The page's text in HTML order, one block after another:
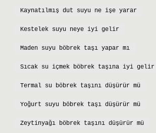
Kaynatılmış dut suyu ne işe yarar
Kestelek suyu neye iyi gelir
Maden suyu böbrek taşı yapar mı
Sıcak su içmek böbrek taşına iyi gelir
Termal su böbrek taşını düşürür mü
Yoğurt suyu böbrek taşı düşürür mü
Zeytinyağı böbrek taşını düşürür mü